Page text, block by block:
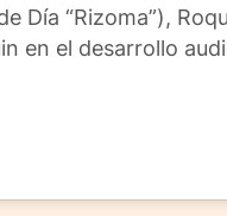
Día “Rizoma”),
en el desarrollo